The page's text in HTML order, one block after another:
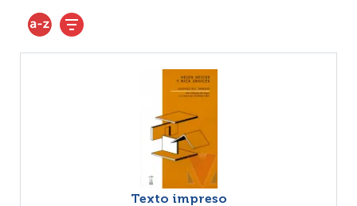
Texto impreso